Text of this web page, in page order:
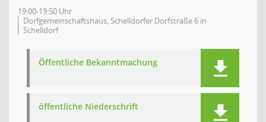
19:00-19:50 Uhr
Dorfgemeinschaftshaus, Schelldorfer Dorfstraße 6 in
Schelldorf
Öffentliche Bekanntmachung
öffentliche Niederschrift